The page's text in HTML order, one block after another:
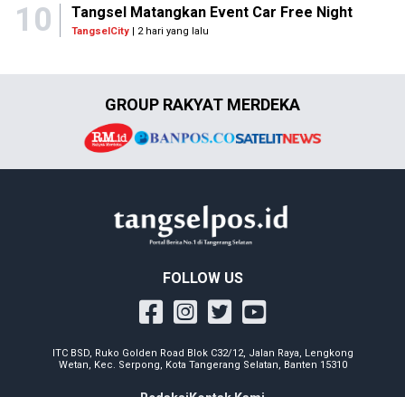
10 Tangsel Matangkan Event Car Free Night
TangselCity | 2 hari yang lalu
GROUP RAKYAT MERDEKA
FOLLOW US
ITC BSD, Ruko Golden Road Blok C32/12, Jalan Raya, Lengkong
Wetan, Kec. Serpong, Kota Tangerang Selatan, Banten 15310